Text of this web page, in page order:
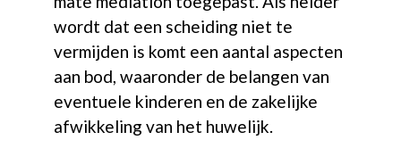
wordt dat een scheiding niet te
vermijden is komt een aantal aspecten
aan bod, waaronder de belangen van
eventuele kinderen en de zakelijke
afwikkeling van het huwelijk.